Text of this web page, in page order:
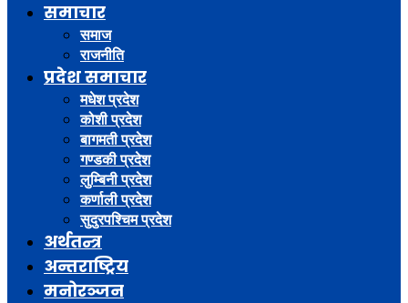
समाचार
समाज
राजनीति
प्रदेश समाचार
मधेश प्रदेश
कोशी प्रदेश
बागमती प्रदेश
गण्डकी प्रदेश
लुम्बिनी प्रदेश
कर्णाली प्रदेश
सुदुरपश्चिम प्रदेश
अर्थतन्त्र
अन्तराष्ट्रिय
मनोरञ्जन